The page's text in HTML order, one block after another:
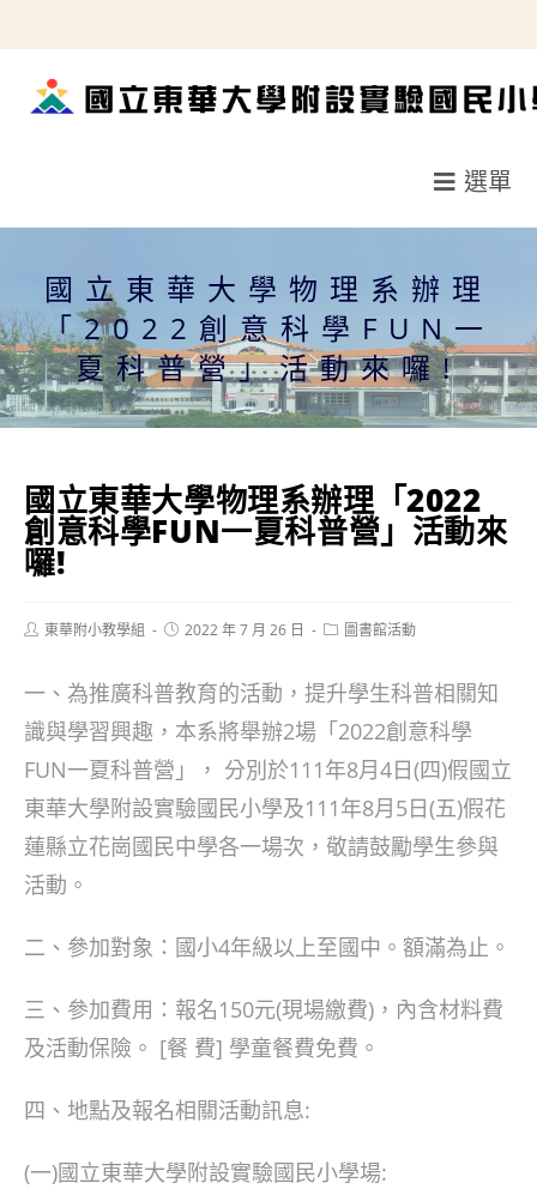
轉
選單
國立東華大學物理系辦理
「2022創意科學FUN一
夏科普營」活動來囉!
國立東華大學物理系辦理「2022
創意科學FUN一夏科普營」活動來
囉!
Post東華附小教學組
Post2022 年 7 月 26 日
Post圖書館活動
一、為推廣科普教育的活動，提升學生科普相關知
識與學習興趣，本系將舉辦2場「2022創意科學
FUN一夏科普營」， 分別於111年8月4日(四)假國立
東華大學附設實驗國民小學及111年8月5日(五)假花
蓮縣立花崗國民中學各一場次，敬請鼓勵學生參與
活動。
二、參加對象：國小4年級以上至國中。額滿為止。
三、參加費用：報名150元(現場繳費)，內含材料費
及活動保險。 [餐 費] 學童餐費免費。
四、地點及報名相關活動訊息:
(一)國立東華大學附設實驗國民小學場: